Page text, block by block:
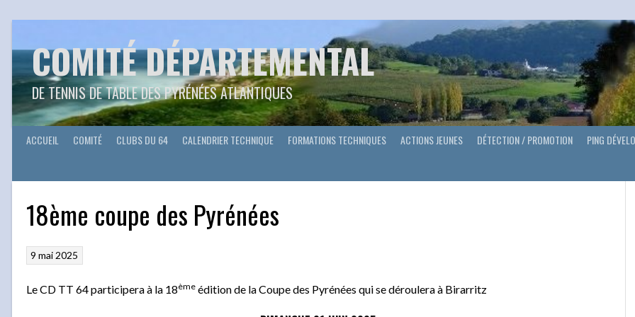
COMITÉ DÉPARTEMENTAL
DE TENNIS DE TABLE DES PYRÉNÉES ATLANTIQUES
ACCUEIL COMITÉ CLUBS DU 64 CALENDRIER TECHNIQUE FORMATIONS TECHNIQUES ACTIONS JEUNES DÉTECTION / PROMOTION PING
18ème coupe des Pyrénées
9 mai 2025
Le CD TT 64 participera à la 18ème édition de la Coupe des Pyrénées qui se déroulera à Birarritz